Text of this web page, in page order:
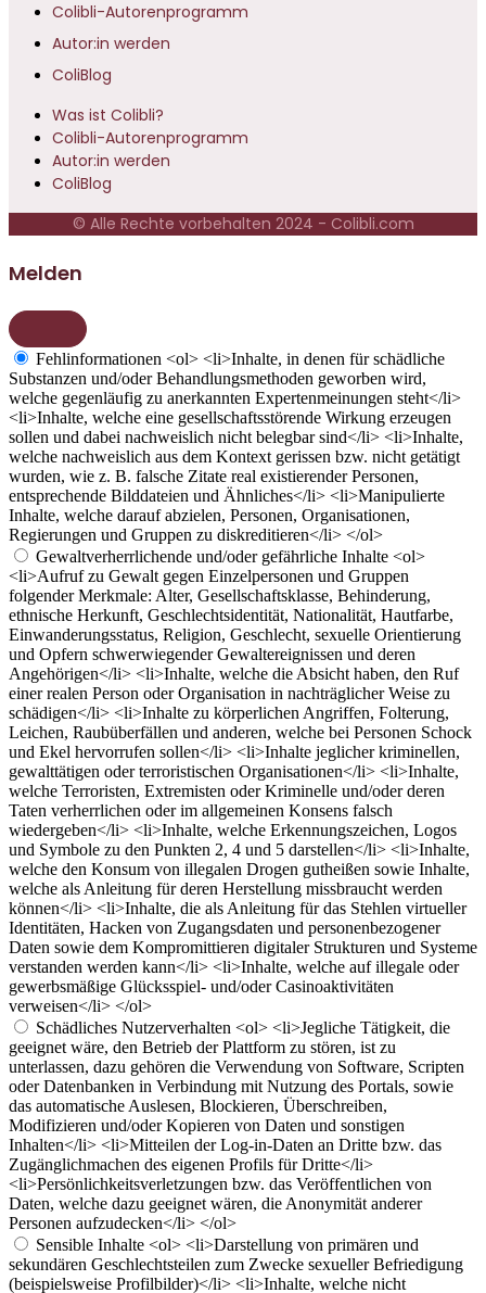
Colibli-Autorenprogramm
Autor:in werden
ColiBlog
Was ist Colibli?
Colibli-Autorenprogramm
Autor:in werden
ColiBlog
© Alle Rechte vorbehalten 2024 - Colibli.com
Melden
Fehlinformationen <ol> <li>Inhalte, in denen für schädliche
Substanzen und/oder Behandlungsmethoden geworben wird,
welche gegenläufig zu anerkannten Expertenmeinungen steht</li>
<li>Inhalte, welche eine gesellschaftsstörende Wirkung erzeugen
sollen und dabei nachweislich nicht belegbar sind</li> <li>Inhalte,
welche nachweislich aus dem Kontext gerissen bzw. nicht getätigt
wurden, wie z. B. falsche Zitate real existierender Personen,
entsprechende Bilddateien und Ähnliches</li> <li>Manipulierte
Inhalte, welche darauf abzielen, Personen, Organisationen,
Regierungen und Gruppen zu diskreditieren</li> </ol>
Gewaltverherrlichende und/oder gefährliche Inhalte <ol>
<li>Aufruf zu Gewalt gegen Einzelpersonen und Gruppen
folgender Merkmale: Alter, Gesellschaftsklasse, Behinderung,
ethnische Herkunft, Geschlechtsidentität, Nationalität, Hautfarbe,
Einwanderungsstatus, Religion, Geschlecht, sexuelle Orientierung
und Opfern schwerwiegender Gewaltereignissen und deren
Angehörigen</li> <li>Inhalte, welche die Absicht haben, den Ruf
einer realen Person oder Organisation in nachträglicher Weise zu
schädigen</li> <li>Inhalte zu körperlichen Angriffen, Folterung,
Leichen, Raubüberfällen und anderen, welche bei Personen Schock
und Ekel hervorrufen sollen</li> <li>Inhalte jeglicher kriminellen,
gewalttätigen oder terroristischen Organisationen</li> <li>Inhalte,
welche Terroristen, Extremisten oder Kriminelle und/oder deren
Taten verherrlichen oder im allgemeinen Konsens falsch
wiedergeben</li> <li>Inhalte, welche Erkennungszeichen, Logos
und Symbole zu den Punkten 2, 4 und 5 darstellen</li> <li>Inhalte,
welche den Konsum von illegalen Drogen gutheißen sowie Inhalte,
welche als Anleitung für deren Herstellung missbraucht werden
können</li> <li>Inhalte, die als Anleitung für das Stehlen virtueller
Identitäten, Hacken von Zugangsdaten und personenbezogener
Daten sowie dem Kompromittieren digitaler Strukturen und Systeme
verstanden werden kann</li> <li>Inhalte, welche auf illegale oder
gewerbsmäßige Glücksspiel- und/oder Casinoaktivitäten
verweisen</li> </ol>
Schädliches Nutzerverhalten <ol> <li>Jegliche Tätigkeit, die
geeignet wäre, den Betrieb der Plattform zu stören, ist zu
unterlassen, dazu gehören die Verwendung von Software, Scripten
oder Datenbanken in Verbindung mit Nutzung des Portals, sowie
das automatische Auslesen, Blockieren, Überschreiben,
Modifizieren und/oder Kopieren von Daten und sonstigen
Inhalten</li> <li>Mitteilen der Log-in-Daten an Dritte bzw. das
Zugänglichmachen des eigenen Profils für Dritte</li>
<li>Persönlichkeitsverletzungen bzw. das Veröffentlichen von
Daten, welche dazu geeignet wären, die Anonymität anderer
Personen aufzudecken</li> </ol>
Sensible Inhalte <ol> <li>Darstellung von primären und
sekundären Geschlechtsteilen zum Zwecke sexueller Befriedigung
(beispielsweise Profilbilder)</li> <li>Inhalte, welche nicht